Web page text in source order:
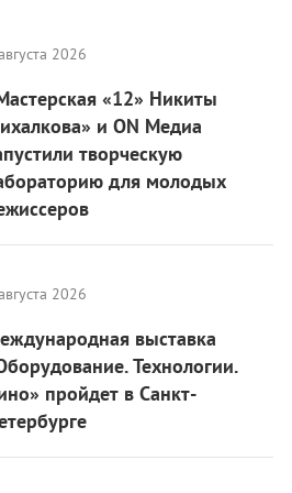
2026
«12» Никиты
и ON Медиа
творческую
для молодых
2026
выставка
Технологии.
пройдет в Санкт-